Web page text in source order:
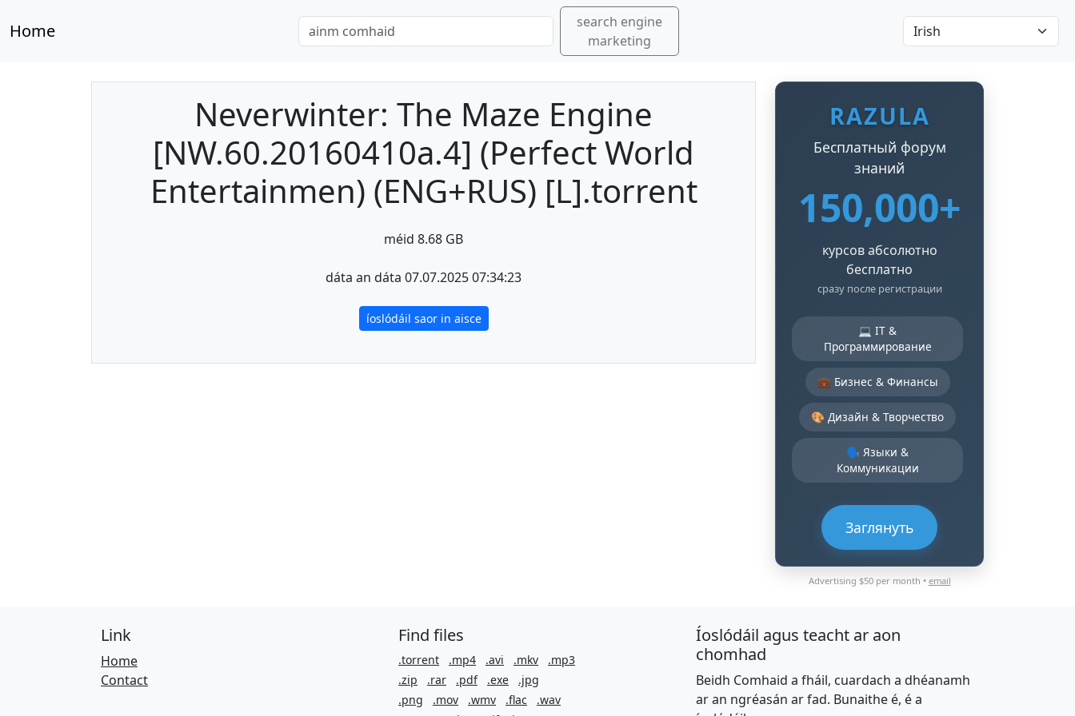
Home
search engine
marketing
Neverwinter: The Maze Engine
[NW.60.20160410a.4] (Perfect World
Entertainmen) (ENG+RUS) [L].torrent
méid 8.68 GB
dáta an dáta 07.07.2025 07:34:23
íoslódáil saor in aisce
RAZULA
Бесплатный форум
знаний
150,000+
курсов абсолютно
бесплатно
сразу после регистрации
💻 IT &
Программирование
💼 Бизнес & Финансы
🎨 Дизайн & Творчество
🗣️ Языки &
Коммуникации
Заглянуть
Advertising $50 per month • email
Link
Home
Contact
Find files
.torrent .mp4 .avi .mkv
.mp3
.zip
.rar .pdf .exe
.jpg
.png
.mov .wmv .flac
.wav
Íoslódáil agus teacht ar aon
chomhad
Beidh Comhaid a fháil, cuardach a dhéanamh
ar an ngréasán ar fad. Bunaithe é, é a